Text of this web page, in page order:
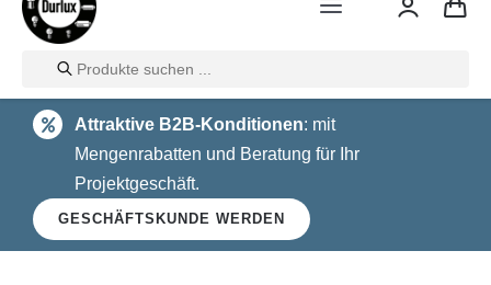
Toggle
Home
LED
Halogen
Glühlampen
Products
search
Attraktive B2B-Konditionen: mit
Mengenrabatten und Beratung für Ihr
Projektgeschäft.
GESCHÄFTSKUNDE WERDEN